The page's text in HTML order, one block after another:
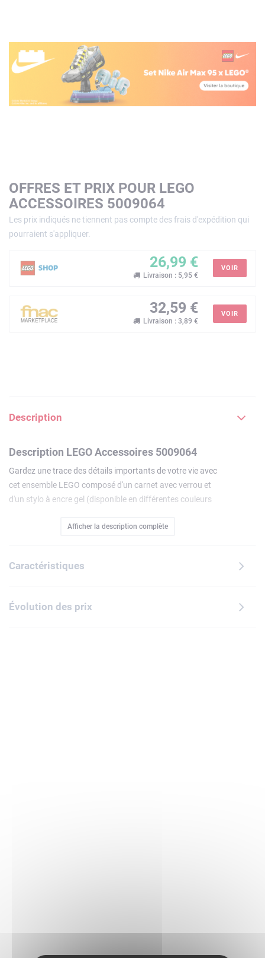
OFFRES ET PRIX POUR LEGO
ACCESSOIRES 5009064
Les prix indiqués ne tiennent pas compte des frais d'expédition qui
pourraient s'appliquer.
26,99 €
Livraison : 5,95 €
VOIR
32,59 €
Livraison : 3,89 €
VOIR
Description
Description LEGO Accessoires 5009064
Gardez une trace des détails importants de votre vie avec
cet ensemble LEGO composé d'un carnet avec verrou et
d'un stylo à encre gel (disponible en différentes couleurs
une brique LEGO 2x2 en relief sur la première et la
intégré permet de marquer les pages ou de fermer le carnet
cadeau utile pour les garçons, les filles et tous les fans de
LEGO dès 6 ans.
Afficher la description complète
Caractéristiques
Évolution des prix